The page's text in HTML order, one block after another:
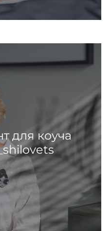
для коуча